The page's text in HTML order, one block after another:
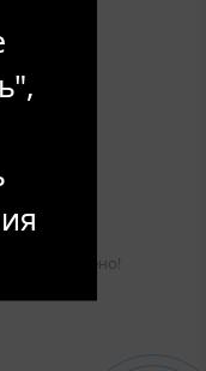
уже найдено!